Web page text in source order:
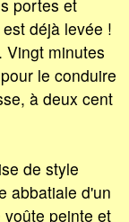
portes et
déjà levée !
Vingt minutes
le conduire
à deux cent
de style
abbatiale d'un
peinte et